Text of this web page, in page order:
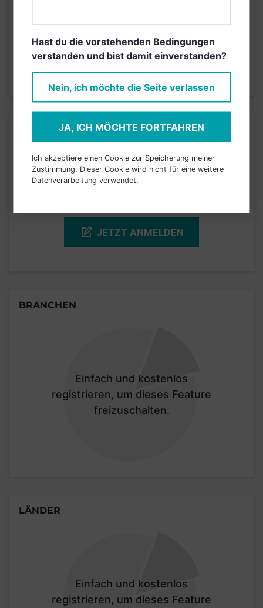
4 5 7
KURSENTWICKLUNG
Einfach und kostenlos
registrieren, um dieses Feature
JETZT ANMELDEN
BRANCHEN
Einfach und kostenlos
registrieren, um dieses Feature
freizuschalten.
LÄNDER
Einfach und kostenlos
registrieren, um dieses Feature
Hast du die vorstehenden Bedingungen
verstanden und bist damit einverstanden?
Nein, ich möchte die Seite verlassen
JA, ICH MÖCHTE FORTFAHREN
Ich akzeptiere einen Cookie zur Speicherung meiner
Zustimmung. Dieser Cookie wird nicht für eine weitere
Datenverarbeitung verwendet.